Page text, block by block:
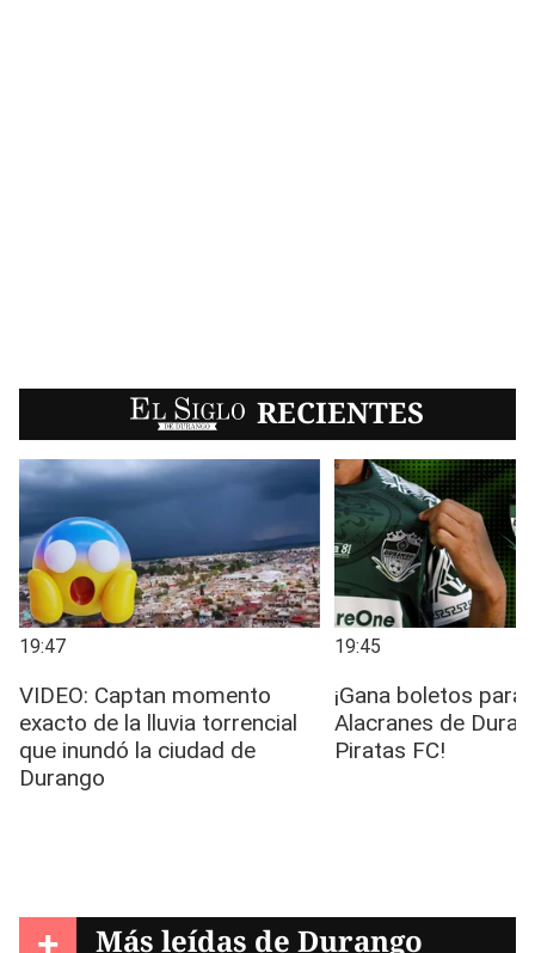
EL SIGLO RECIENTES
+ Más leídas de Durango